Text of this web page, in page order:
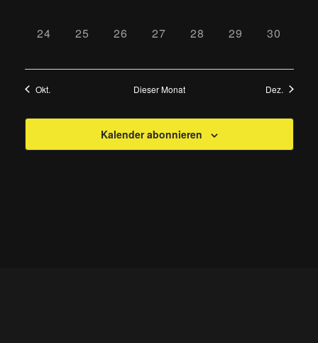
0
24
0
25
0
26
0
27
0
28
0
29
0
30
Okt. Dieser Monat Dez.
Kalender abonnieren